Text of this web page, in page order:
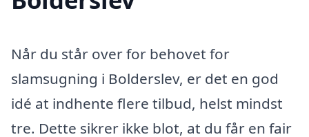
Når du står over for behovet for
slamsugning i Bolderslev, er det en god
idé at indhente flere tilbud, helst mindst
tre. Dette sikrer ikke blot, at du får en fair